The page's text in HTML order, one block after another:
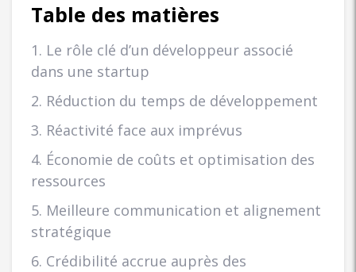
Table des matières
1. Le rôle clé d’un développeur associé
dans une startup
2. Réduction du temps de développement
3. Réactivité face aux imprévus
4. Économie de coûts et optimisation des
ressources
5. Meilleure communication et alignement
stratégique
6. Crédibilité accrue auprès des